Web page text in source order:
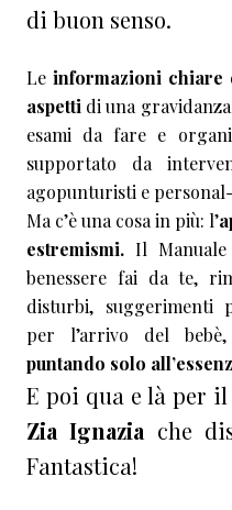
di buon senso.
Le informazioni chiare
aspetti di una
esami da fare e
supportato da
agopunturisti e
Ma c’è una cosa in più: l’
estremismi.Il
benessere fai da te,
disturbi, suggerimenti
per l’arrivo del
puntando solo
E poi qua e là per
Zia Ignazia che
Fantastica!